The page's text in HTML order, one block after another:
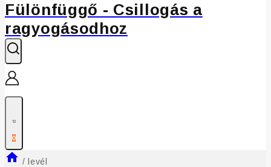
Fülönfüggő - Csillogás a
ragyogásodhoz
0
/ levél